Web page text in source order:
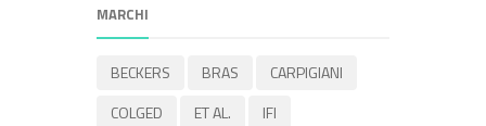
MARCHI
BECKERS BRAS
CARPIGIANI
COLGED
ET AL.
IFI